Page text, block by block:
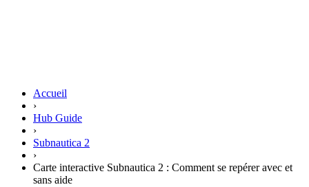
Accueil
›
Hub Guide
›
Subnautica 2
›
Carte interactive Subnautica 2 : Comment se repérer avec et
sans aide